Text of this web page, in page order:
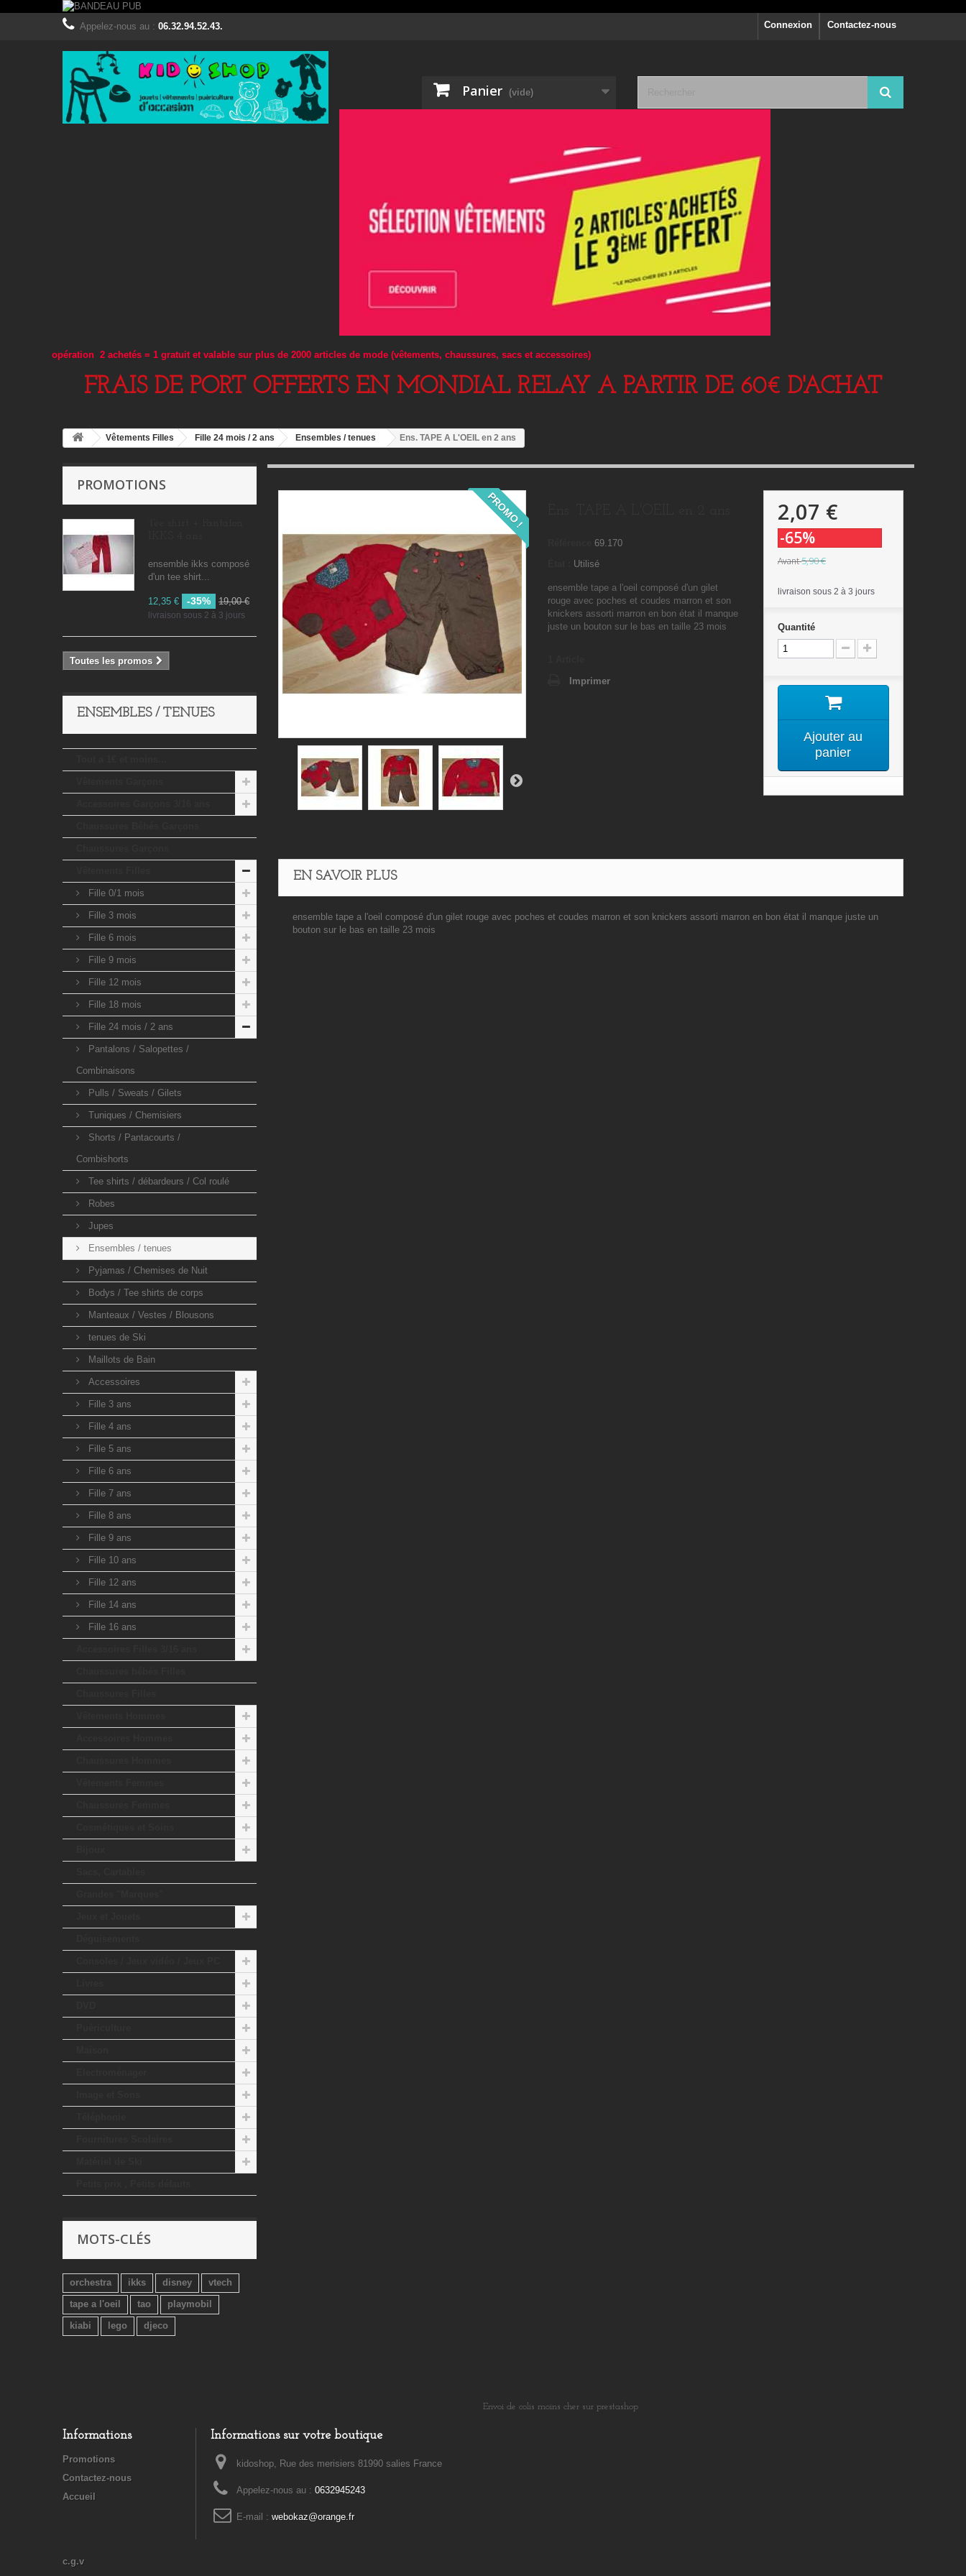
Contactez-nous
Appelez-nous au : 06.32.94.52.43. Connexion
Panier (vide)
opération 2 achetés = 1 gratuit et valable sur plus de 2000 articles de mode (vêtements, chaussures, sacs et accessoires)
FRAIS DE PORT OFFERTS EN MONDIAL RELAY A PARTIR DE 60€ D'ACHAT
Vêtements Filles Fille 24 mois / 2 ans Ensembles / tenues Ens. TAPE A L'OEIL en 2 ans
PROMOTIONS
ensemble ikks composé
d'un tee shirt...
12,35 € -35% 19,00 €
livraison sous 2 à 3 jours
Toutes les promos
ENSEMBLES / TENUES
Fille 0/1 mois
Fille 3 mois
Fille 6 mois
Fille 9 mois
Fille 12 mois
Fille 18 mois
Fille 24 mois / 2 ans
Pantalons / Salopettes /
Combinaisons
Pulls / Sweats / Gilets
Tuniques / Chemisiers
Shorts / Pantacourts /
Combishorts
Tee shirts / débardeurs / Col roulé
Robes
Jupes
Ensembles / tenues
Pyjamas / Chemises de Nuit
Bodys / Tee shirts de corps
Manteaux / Vestes / Blousons
tenues de Ski
Maillots de Bain
Accessoires
Fille 3 ans
Fille 4 ans
Fille 5 ans
Fille 6 ans
Fille 7 ans
Fille 8 ans
Fille 9 ans
Fille 10 ans
Fille 12 ans
Fille 14 ans
Fille 16 ans
MOTS-CLÉS
orchestra ikks disney
vtech
tape a l'oeil
tao
playmobil
kiabi
lego djeco
PROMO !
69.170
Utilisé
ensemble tape a l'oeil composé d'un gilet
rouge avec poches et coudes marron et son
knickers assorti marron en bon état il manque
juste un bouton sur le bas en taille 23 mois
Imprimer
2,07 €
-65%
Avant5,90 €
livraison sous 2 à 3 jours
Quantité
Ajouter au
panier
EN SAVOIR PLUS
ensemble tape a l'oeil composé d'un gilet rouge avec poches et coudes marron et son knickers assorti marron en bon état il manque juste un
bouton sur le bas en taille 23 mois
Informations
Promotions
Contactez-nous
Accueil
c.g.v
Informations sur votre boutique
kidoshop, Rue des merisiers 81990 salies France
Appelez-nous au : 0632945243
E-mail : webokaz@orange.fr
Envoi de colis moins cher sur prestashop